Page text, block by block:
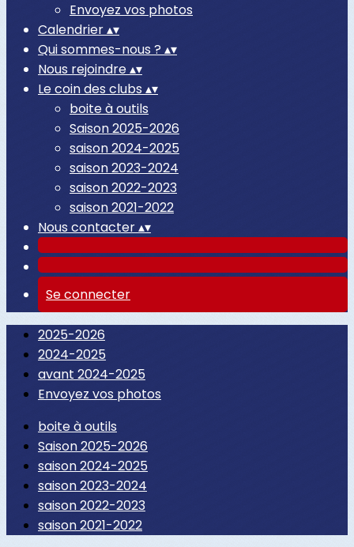
Envoyez vos photos
Calendrier▴▾
Qui sommes-nous ? ▴▾
Nous rejoindre▴▾
Le coin des clubs ▴▾
boite à outils
Saison 2025-2026
saison 2024-2025
saison 2023-2024
saison 2022-2023
saison 2021-2022
Nous contacter▴▾
Se connecter
2025-2026
2024-2025
avant 2024-2025
Envoyez vos photos
boite à outils
Saison 2025-2026
saison 2024-2025
saison 2023-2024
saison 2022-2023
saison 2021-2022